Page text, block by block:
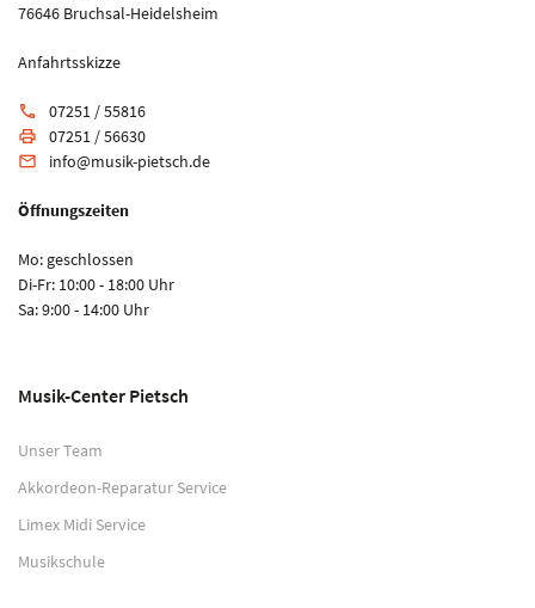
76646 Bruchsal-Heidelsheim
Anfahrtsskizze
phone 07251 / 55816
print 07251 / 56630
email info@musik-pietsch.de
Öffnungszeiten
Mo: geschlossen
Di-Fr: 10:00 - 18:00 Uhr
Sa: 9:00 - 14:00 Uhr
Musik-Center Pietsch
Unser Team
Akkordeon-Reparatur Service
Limex Midi Service
Musikschule